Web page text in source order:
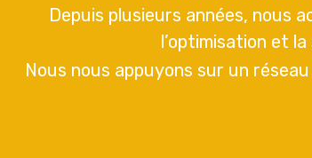
Depuis plusieurs années, nous
l’optimisation et
Nous nous appuyons sur un